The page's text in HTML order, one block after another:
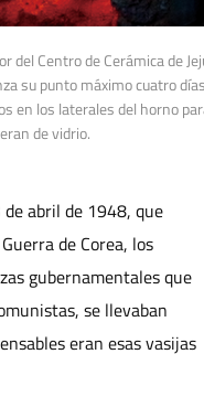
del Centro de Cerámica de
su punto máximo cuatro
en los laterales del horno
de vidrio.
abril de 1948, que
de Corea, los
gubernamentales que
se llevaban
eran esas vasijas